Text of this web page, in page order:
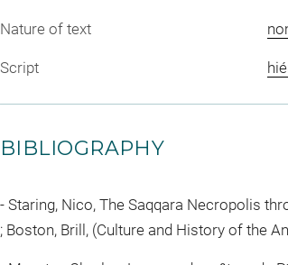
Nature of text
Script
BIBLIOGRAPHY
Staring, Nico, The Saqqara Necropolis
; Boston, Brill, (Culture and History of the